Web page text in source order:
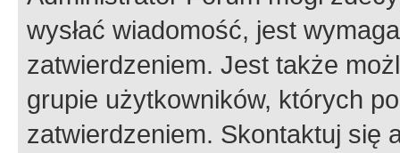
wysłać wiadomość, jest
zatwierdzeniem. Jest także
grupie użytkowników, których
zatwierdzeniem. Skontaktuj się